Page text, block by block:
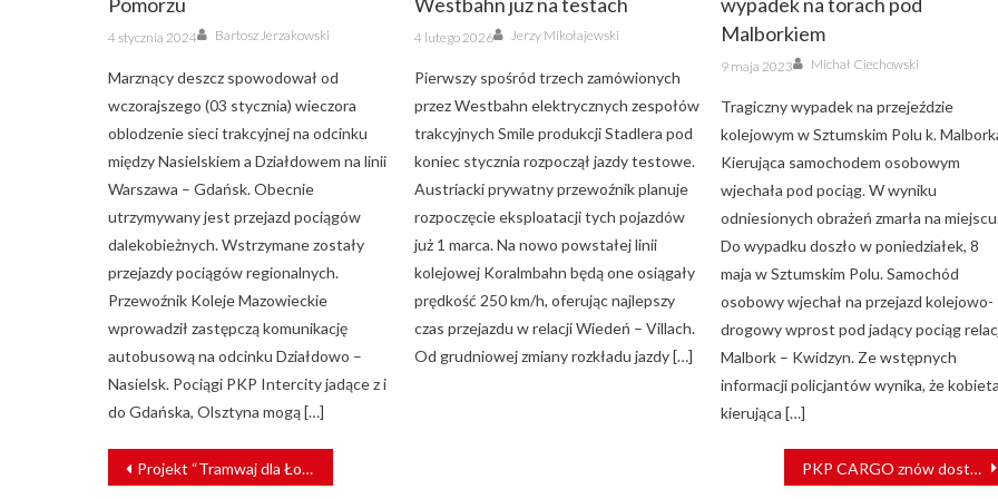
Posted
on
4 stycznia 2024 Author
Bartosz Jerzakowski
Marznący deszcz spowodował od
wczorajszego (03 stycznia) wieczora
oblodzenie sieci trakcyjnej na odcinku
między Nasielskiem a Działdowem na linii
Warszawa – Gdańsk. Obecnie
utrzymywany jest przejazd pociągów
dalekobieżnych. Wstrzymane zostały
przejazdy pociągów regionalnych.
Przewoźnik Koleje Mazowieckie
wprowadził zastępczą komunikację
autobusową na odcinku Działdowo –
Nasielsk. Pociągi PKP Intercity jadące z i
do Gdańska, Olsztyna mogą […]
Posted
on
4 lutego 2026 Author
Jerzy Mikołajewski
Pierwszy spośród trzech zamówionych
przez Westbahn elektrycznych zespołów
trakcyjnych Smile produkcji Stadlera pod
koniec stycznia rozpoczął jazdy testowe.
Austriacki prywatny przewoźnik planuje
rozpoczęcie eksploatacji tych pojazdów
już 1 marca. Na nowo powstałej linii
kolejowej Koralmbahn będą one osiągały
prędkość 250 km/h, oferując najlepszy
czas przejazdu w relacji Wiedeń – Villach.
Od grudniowej zmiany rozkładu jazdy […]
Malborkiem
Posted
on
9 maja 2023 Author
Michał Ciechowski
Tragiczny wypadek na przejeździe
kolejowym w Sztumskim Polu k.
Kierująca samochodem osobowym
wjechała pod pociąg. W wyniku
odniesionych obrażeń zmarła na
Do wypadku doszło w poniedziałek, 8
maja w Sztumskim Polu. Samochód
osobowy wjechał na przejazd kolejowo-
drogowy wprost pod jadący pociąg
Malbork – Kwidzyn. Ze wstępnych
informacji policjantów wynika, że kobieta
kierująca […]
NAWIGACJA
WPISU
Projekt “Tramwaj dla Łodzi” z opóźnieniem. Ile potrwają prace? PKP CARGO znów dostarczy węgiel dla PGNiG TERMIKA